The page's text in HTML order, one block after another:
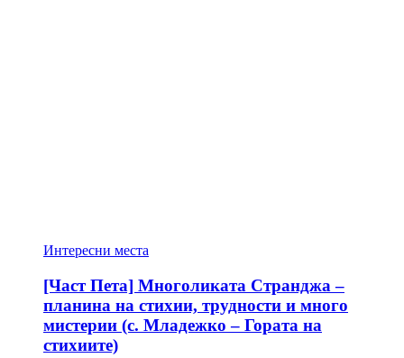
Интересни места
[Част Пета] Многоликата Странджа –
планина на стихии, трудности и много
мистерии (с. Младежко – Гората на
стихиите)